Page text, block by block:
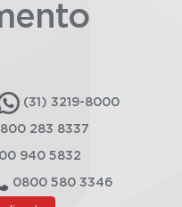
(31) 3219-8000
283 8337
940 5832
0800 580 3346